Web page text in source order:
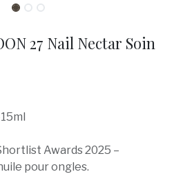
27 Nail Nectar Soin
Awards 2025 –
pour ongles.